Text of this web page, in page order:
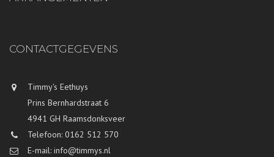
CONTACTGEGEVENS
Timmy's Eethuys
Prins Bernhardstraat 6
4941 GH Raamsdonksveer
Telefoon: 0162 512 570
E-mail: info@timmys.nl